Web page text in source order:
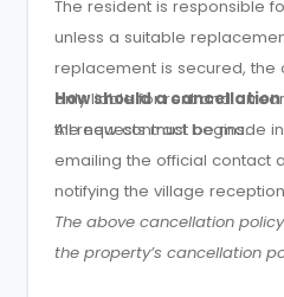
The resident is responsible
unless a suitable
replacement is secured, the
only liable for rent and
the new contract begins.
How should a
All requests must be made
emailing the official contact
notifying the village
The above cancellation
the property’s cancellation
be a few changes